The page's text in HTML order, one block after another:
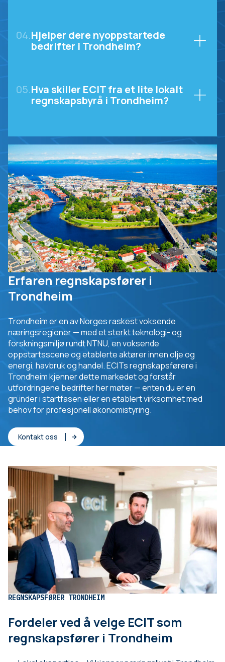
04.Hjelper dere nyoppstartede
bedrifter i Trondheim?
05.Hva skiller ECIT fra et lite lokalt
regnskapsbyrå i Trondheim?
Erfaren regnskapsfører i
Trondheim
Trondheim er en av Norges raskest voksende
næringsregioner — med et sterkt teknologi- og
forskningsmiljø rundt NTNU, en voksende
oppstartsscene og etablerte aktører innen olje og
energi, havbruk og handel. ECITs regnskapsførere i
Trondheim kjenner dette markedet og forstår
utfordringene bedrifter her møter — enten du er en
gründer i startfasen eller en etablert virksomhet med
behov for profesjonell økonomistyring.
Kontakt oss
REGNSKAPSFØRER TRONDHEIM
Fordeler ved å velge ECIT som
regnskapsfører i Trondheim